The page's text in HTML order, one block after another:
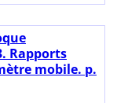
Rapports
mobile. p.